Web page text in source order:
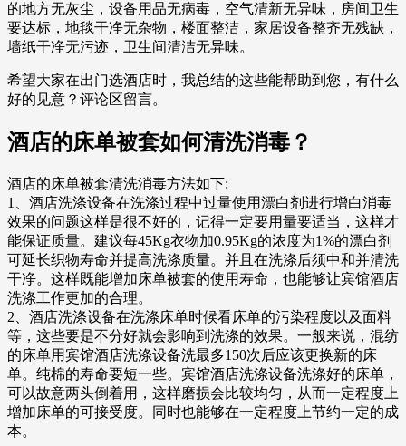
的地方无灰尘，设备用品无病毒，空气清新无异味，房间卫生
要达标，地毯干净无杂物，楼面整洁，家居设备整齐无残缺，
墙纸干净无污迹，卫生间清洁无异味。
希望大家在出门选酒店时，我总结的这些能帮助到您，有什么
好的见意？评论区留言。
酒店的床单被套如何清洗消毒？
酒店的床单被套清洗消毒方法如下:
1、酒店洗涤设备在洗涤过程中过量使用漂白剂进行增白消毒
效果的问题这样是很不好的，记得一定要用量要适当，这样才
能保证质量。建议每45Kg衣物加0.95Kg的浓度为1%的漂白剂
可延长织物寿命并提高洗涤质量。并且在洗涤后须中和并清洗
干净。这样既能增加床单被套的使用寿命，也能够让宾馆酒店
洗涤工作更加的合理。
2、酒店洗涤设备在洗涤床单时候看床单的污染程度以及面料
等，这些要是不分好就会影响到洗涤的效果。一般来说，混纺
的床单用宾馆酒店洗涤设备洗最多150次后应该更换新的床
单。纯棉的寿命要短一些。宾馆酒店洗涤设备洗涤好的床单，
可以故意两头倒着用，这样磨损会比较均匀，从而一定程度上
增加床单的可接受度。同时也能够在一定程度上节约一定的成
本。